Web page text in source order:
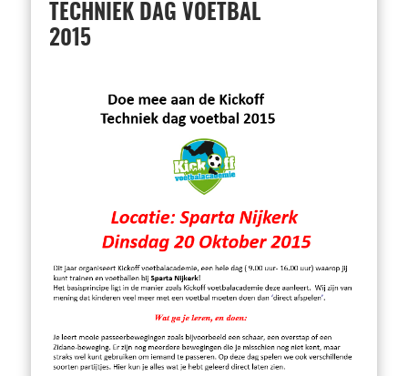
TECHNIEK DAG VOETBAL
2015